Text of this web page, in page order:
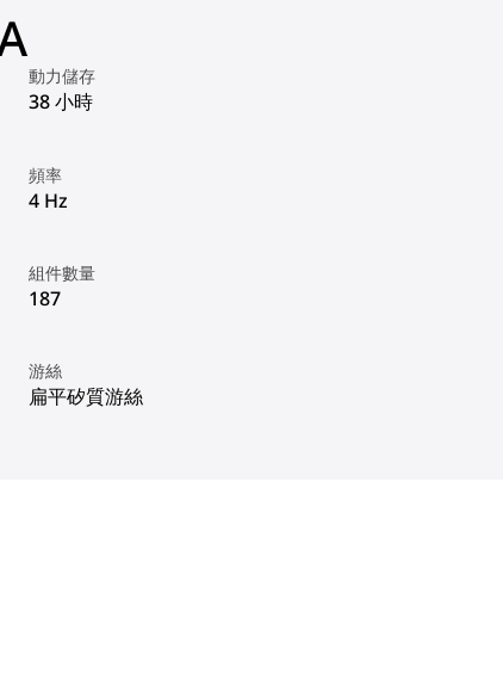
動力儲存
38 小時
頻率
4 Hz
組件數量
187
游絲
扁平矽質游絲